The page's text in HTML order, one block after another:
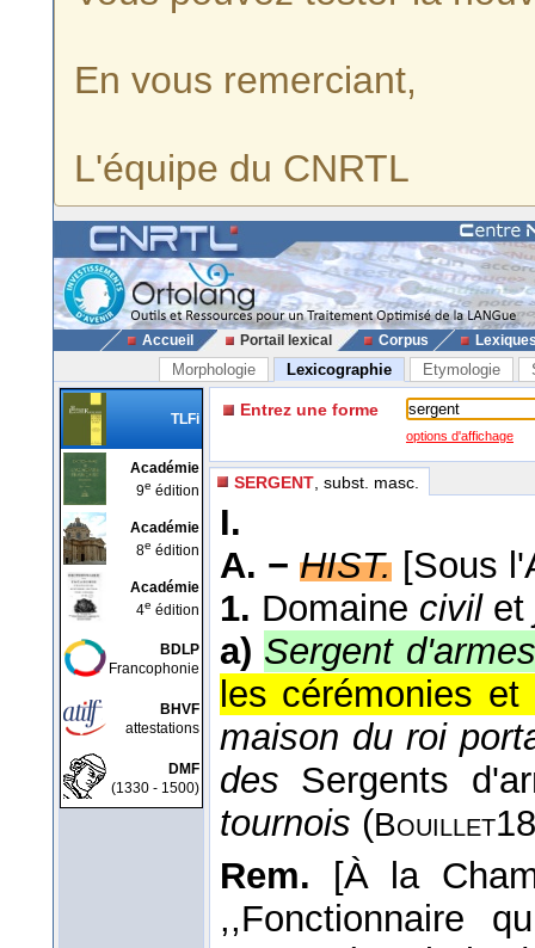
En vous remerciant,
L'équipe du CNRTL
Accueil Portail lexical Corpus
Morphologie Lexicographie Etymologie
TLFi
Académie
9e édition
Académie
8e édition
Académie
4e édition
BDLP
Francophonie
BHVF
attestations
DMF
(1330 - 1500)
Entrez une forme
options d'affichage
SERGENT , subst. masc.
I.
A. − HIST. [Sous
1. Domaine civilet
a) Sergent d'armes
les cérémonies
maison du roi
des Sergents
tournois (Bouillet
Rem. [À la
,,Fonctionnaire